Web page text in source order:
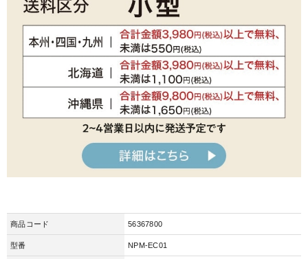
商品コード 56367800
型番 NPM-EC01